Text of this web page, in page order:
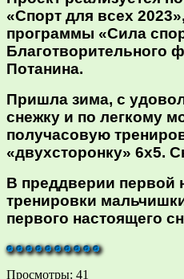
«Спорт для всех
программы «Сила
Благотворительного
Потанина.
Пришла зима, с
снежку и по легкому
получасовую
«двухсторонку» 6х5.
В преддверии первой
тренировки
первого настоящего
Просмотры: 41